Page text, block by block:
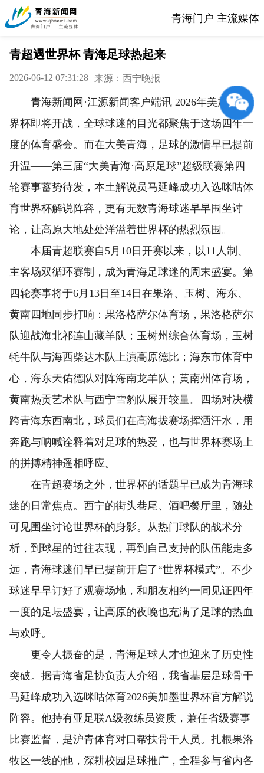
青海门户 主流媒体
青超遇世界杯 青海足球热起来
2026-06-12 07:31:28 来源：西宁晚报
青海新闻网·江源新闻客户端讯 2026年美加墨世
界杯即将开战，全球球迷的目光都聚焦于这场四年一
度的体育盛会。而在大美青海，足球的激情早已提前
升温——第三届“大美青海·高原足球”超级联赛第四
轮赛事蓄势待发，本土解说员马延峰成功入选咪咕体
育世界杯解说阵容，更有无数青海球迷早早围坐讨
论，让高原大地处处洋溢着世界杯的热烈氛围。
本届青超联赛自5月10日开赛以来，以11人制、
主客场双循环赛制，成为青海足球迷的周末盛宴。第
四轮赛事将于6月13日至14日在果洛、玉树、海东、
黄南四地同步打响：果洛格萨尔体育场，果洛格萨尔
队迎战海北祁连山藏羊队；玉树州综合体育场，玉树
牦牛队与海西柴达木队上演高原德比；海东市体育中
心，海东天佑德队对阵海南龙羊队；黄南州体育场，
黄南热贡艺术队与西宁雪豹队展开较量。四场对决横
跨青海东西南北，球员们在高海拔赛场挥洒汗水，用
奔跑与呐喊诠释着对足球的热爱，也与世界杯赛场上
的拼搏精神遥相呼应。
在青超赛场之外，世界杯的话题早已成为青海球
迷的日常焦点。西宁的街头巷尾、酒吧餐厅里，随处
可见围坐讨论世界杯的身影。从热门球队的战术分
析，到球星的过往表现，再到自己支持的队伍能走多
远，青海球迷们早已提前开启了“世界杯模式”。不少
球迷早早订好了观赛场地，和朋友相约一同见证四年
一度的足坛盛宴，让高原的夜晚也充满了足球的热血
与欢呼。
更令人振奋的是，青海足球人才也迎来了历史性
突破。据青海省足协负责人介绍，我省基层足球骨干
马延峰成功入选咪咕体育2026美加墨世界杯官方解说
阵容。他持有亚足联A级教练员资质，兼任省级赛事
比赛监督，是沪青体育对口帮扶骨干人员。扎根果洛
牧区一线的他，深耕校园足球推广，全程参与省内各